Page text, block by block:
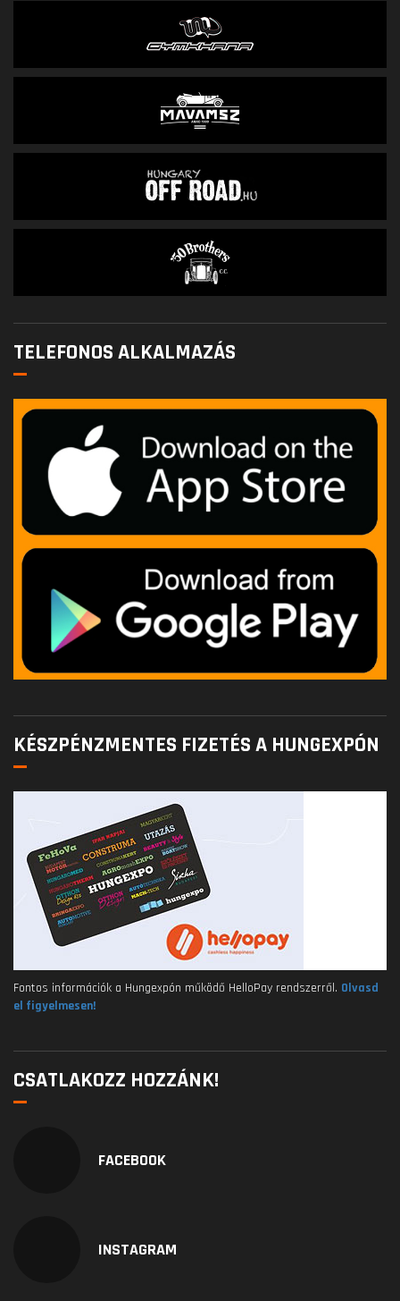
TELEFONOS ALKALMAZÁS
KÉSZPÉNZMENTES FIZETÉS A HUNGEXPÓN
Fontos információk a Hungexpón működő HelloPay rendszerről. Olvasd
el figyelmesen!
CSATLAKOZZ HOZZÁNK!
FACEBOOK
INSTAGRAM